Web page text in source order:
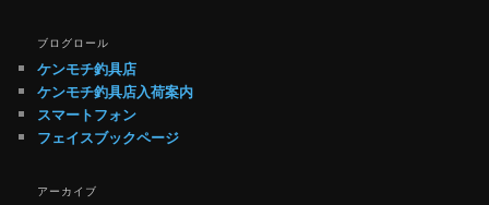
ブログロール
ケンモチ釣具店
ケンモチ釣具店入荷案内
スマートフォン
フェイスブックページ
アーカイブ